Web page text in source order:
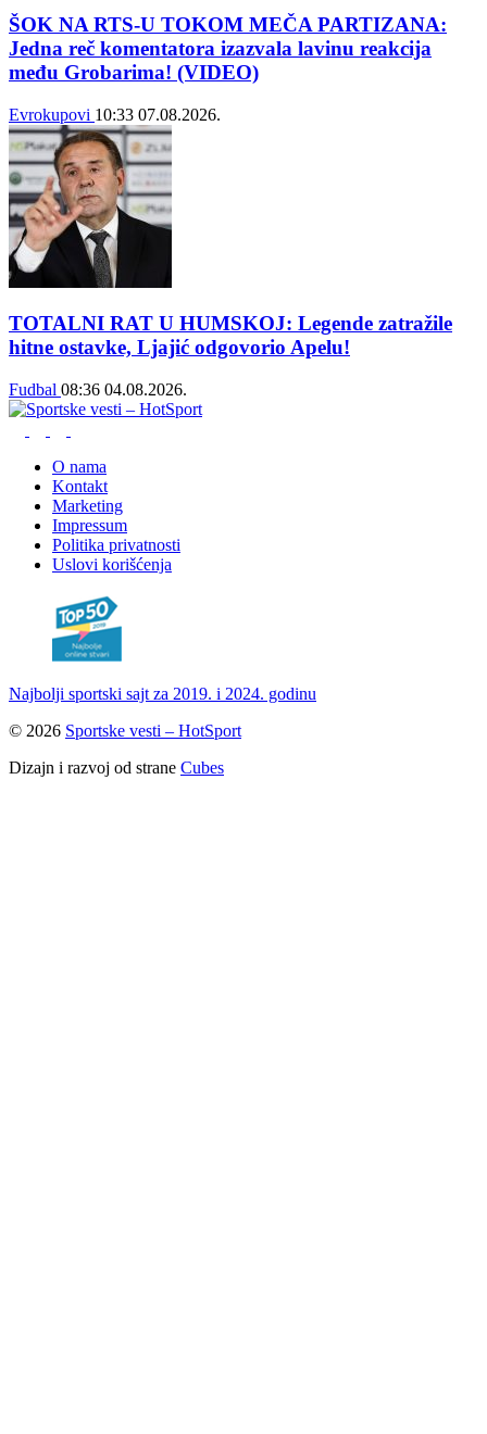
ŠOK NA RTS-U TOKOM MEČA PARTIZANA:
Jedna reč komentatora izazvala lavinu reakcija
među Grobarima! (VIDEO)
Evrokupovi 10:33 07.08.2026.
TOTALNI RAT U HUMSKOJ: Legende zatražile
hitne ostavke, Ljajić odgovorio Apelu!
Fudbal 08:36 04.08.2026.
O nama
Kontakt
Marketing
Impressum
Politika privatnosti
Uslovi korišćenja
Najbolji sportski sajt za 2019. i 2024. godinu
© 2026 Sportske vesti – HotSport
Dizajn i razvoj od strane Cubes